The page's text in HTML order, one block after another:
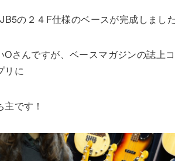
の２４F仕様のベースが完成しまし
Oさんですが、ベースマガジンの誌上
リに
です！